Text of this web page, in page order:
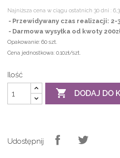
Najniższa cena w ciągu ostatnich 30 dni :
Przewidywany czas realizacji: 2-3
Darmowa wysyłka od kwoty
Opakowanie: 60 szt.
Cena jednostkowa: 0.10zł/szt.
Ilość
 DODAJ DO
Udostępnij